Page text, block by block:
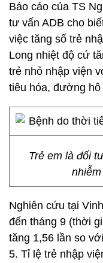
Báo cáo của TS
tư vấn ADB cho
việc tăng số trẻ
Long nhiệt độ cứ
trẻ nhỏ nhập viện
tiêu hóa, đường hô
Trẻ em là đối
Nghiên cứu tại
đến tháng 9 (thời
tăng 1,56 lần so
5. Tỉ lệ trẻ nhập